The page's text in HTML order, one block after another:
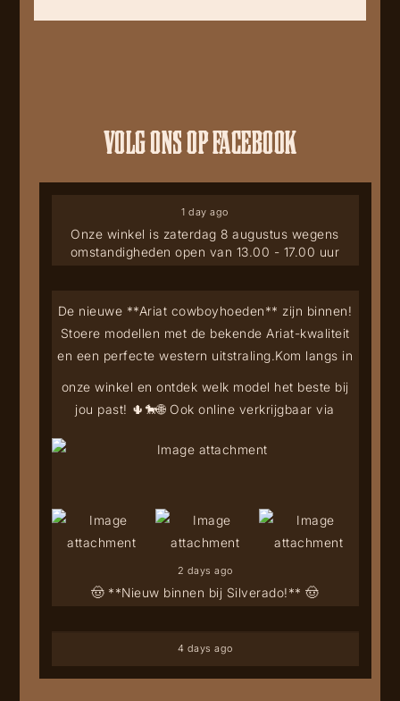
VOLG ONS OP FACEBOOK
Onze winkel is zaterdag 8 augustus wegens
omstandigheden open van 13.00 - 17.00 uur
1 day ago
🤠 **Nieuw binnen bij Silverado!** 🤠
De nieuwe **Ariat cowboyhoeden** zijn binnen!
Stoere modellen met de bekende Ariat-kwaliteit
en een perfecte western uitstraling.Kom langs in
onze winkel en ontdek welk model het beste bij
jou past! 🌵🐎🌐 Ook online verkrijgbaar via
2 days ago
4 days ago